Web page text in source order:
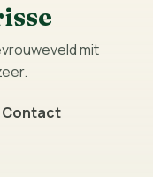
mit
Contact